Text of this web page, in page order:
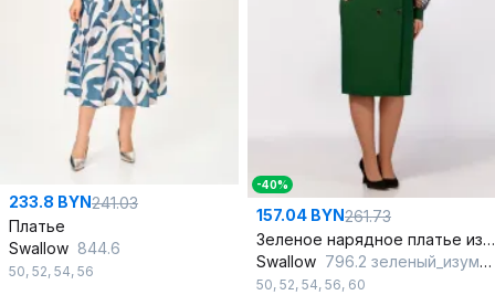
233.8 BYN241.03
Платье
Swallow 844.6
50, 52, 54, 56
-40%
157.04 BYN261.73
Зеленое нарядное платье из сетки с фигурным отрезом
Swallow 796.2 зеленый_изумруд
50, 52, 54, 56, 60